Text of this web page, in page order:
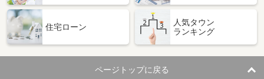
住宅ローン
人気タウン
ランキング
ページトップに戻る